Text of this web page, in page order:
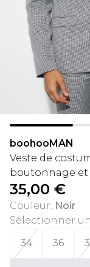
boohooMAN
Veste de
boutonnage
35,00 €
Couleur: Noir
Sélectionner
34
36